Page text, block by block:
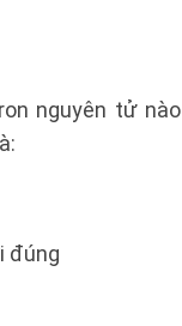
nguyên tử
đúng